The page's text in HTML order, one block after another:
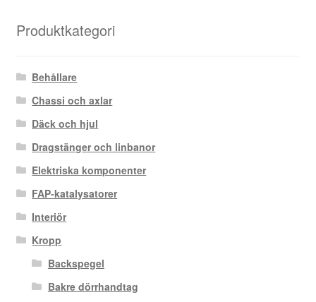
Produktkategori
Behållare
Chassi och axlar
Däck och hjul
Dragstänger och linbanor
Elektriska komponenter
FAP-katalysatorer
Interiör
Kropp
Backspegel
Bakre dörrhandtag